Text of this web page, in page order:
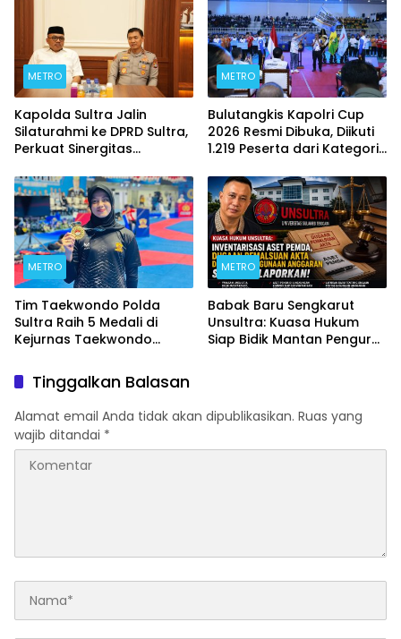
METRO
Kapolda Sultra Jalin
Silaturahmi ke DPRD Sultra,
Perkuat Sinergitas
Kemajuan Daerah
METRO
Bulutangkis Kapolri Cup
2026 Resmi Dibuka, Diikuti
1.219 Peserta dari Kategori
METRO
Tim Taekwondo Polda
Sultra Raih 5 Medali di
Kejurnas Taekwondo
METRO
Babak Baru Sengkarut
Unsultra: Kuasa Hukum
Siap Bidik Mantan Pengurus
Tinggalkan Balasan
Alamat email Anda tidak akan dipublikasikan. Ruas yang
wajib ditandai *